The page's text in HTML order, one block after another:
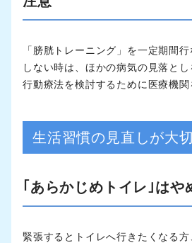
「膀胱トレーニング」を一定期間
しない時は、ほかの病気の見落と
行動療法を検討するために医療機関
生活習慣の見直しが大切
｢あらかじめトイレ｣はや
緊張するとトイレへ行きたくなる